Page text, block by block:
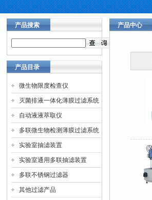
产品搜索
产品目录
微生物限度检查仪
灭菌排液一体化薄膜过滤系统
自动液液萃取仪
多联微生物检测薄膜过滤系统
实验室抽滤装置
实验室通用多联抽滤装置
多联不锈钢过滤器
其他过滤产品
产品中心